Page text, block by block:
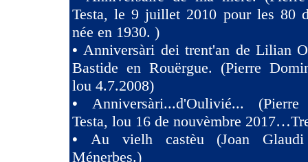
Testa, le 9 juillet 2010 pour les 80
née en 1930. )
•Anniversàri dei trent'an de Lilian
Bastide en Rouërgue. (Pierre
lou 4.7.2008)
• Anniversàri...d'Oulivié...
Testa, lou 16 de nouvèmbre
• Au vielh castèu (Joan
Ménerbes.)